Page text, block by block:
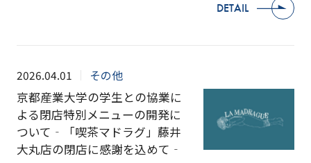
DETAIL
2026.04.01 その他
京都産業大学の学生との協業に
よる閉店特別メニューの開発に
ついて‐「喫茶マドラグ」藤井
大丸店の閉店に感謝を込めて‐